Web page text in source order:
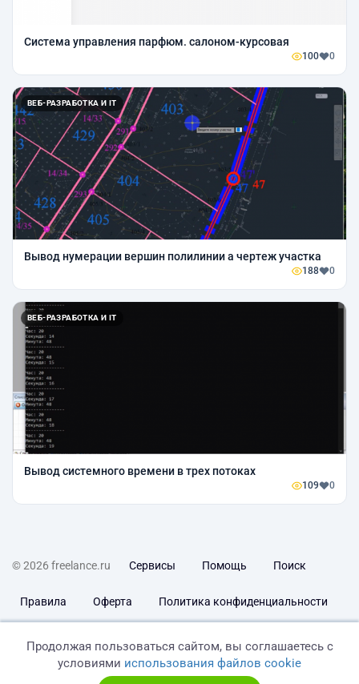
Система управления парфюм. салоном-курсовая
100 0
ВЕБ-РАЗРАБОТКА И IT
Вывод нумерации вершин полилинии а чертеж участка
188 0
ВЕБ-РАЗРАБОТКА И IT
Вывод системного времени в трех потоках
109 0
© 2026 freelance.ru Сервисы Помощь Поиск
Правила Оферта Политика конфиденциальности
Продолжая пользоваться сайтом, вы соглашаетесь с
условиями использования файлов cookie